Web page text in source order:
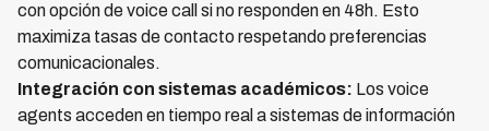
con opción de voice call si no responden en 48h. Esto
maximiza tasas de contacto respetando preferencias
comunicacionales.
Integración con sistemas académicos: Los voice
agents acceden en tiempo real a sistemas de información